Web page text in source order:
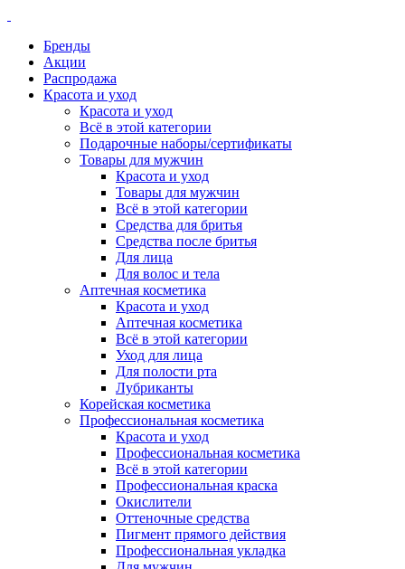
Бренды
Акции
Распродажа
Красота и уход
Красота и уход
Всё в этой категории
Подарочные наборы/сертификаты
Товары для мужчин
Красота и уход
Товары для мужчин
Всё в этой категории
Средства для бритья
Средства после бритья
Для лица
Для волос и тела
Аптечная косметика
Красота и уход
Аптечная косметика
Всё в этой категории
Уход для лица
Для полости рта
Лубриканты
Корейская косметика
Профессиональная косметика
Красота и уход
Профессиональная косметика
Всё в этой категории
Профессиональная краска
Окислители
Оттеночные средства
Пигмент прямого действия
Профессиональная укладка